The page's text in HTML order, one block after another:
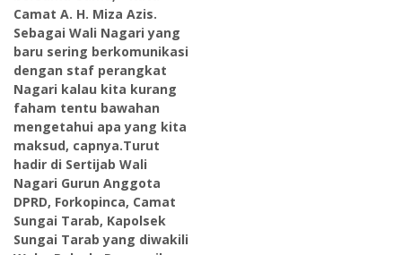
Camat A. H. Miza Azis.
Sebagai Wali Nagari yang
baru sering berkomunikasi
dengan staf perangkat
Nagari kalau kita kurang
faham tentu bawahan
mengetahui apa yang kita
maksud, capnya.Turut
hadir di Sertijab Wali
Nagari Gurun Anggota
DPRD, Forkopinca, Camat
Sungai Tarab, Kapolsek
Sungai Tarab yang diwakili